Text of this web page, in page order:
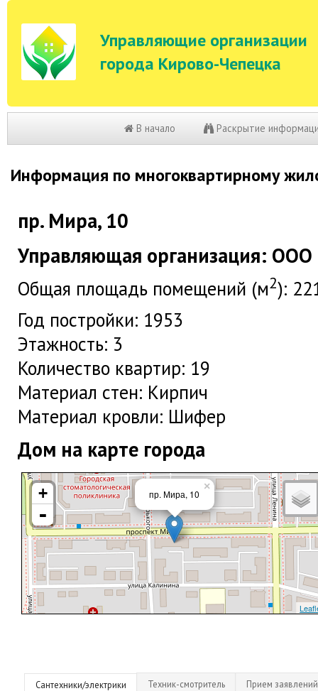
Управляющие организации
города Кирово-Чепецка
В начало Раскрытие
Информация по многоквартирному
пр. Мира, 10
Управляющая организация: ООО
Общая площадь помещений (м2):
Год постройки: 1953
Этажность: 3
Количество квартир: 19
Материал стен: Кирпич
Материал кровли: Шифер
Дом на карте города
×
пр. Мира, 10
+
-
Сантехники/электрики Техник-смотритель
Прием